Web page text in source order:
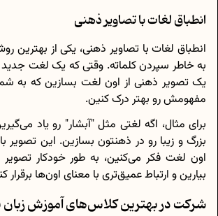
انطباق لغات با تصاویر ذهنی
انطباق لغات با تصاویر ذهنی، یکی از بهترین
به خاطر سپردن کلماته. وقتی که یک لغت جدید
یک تصویر ذهنی از اون لغت بسازین که به
مفهومش رو بهتر درک کنین.
برای مثال، اگه لغتی مثل "آبشار" رو یاد
بزرگ و زیبا رو در ذهنتون بسازین. این
اون لغت فکر می‌کنین، به طور خودکار تصویر
بیارین و ارتباط عمیق‌تری با معنای اون‌ها برقرار
شرکت در بهترین کلاس‌های آموزش زبان